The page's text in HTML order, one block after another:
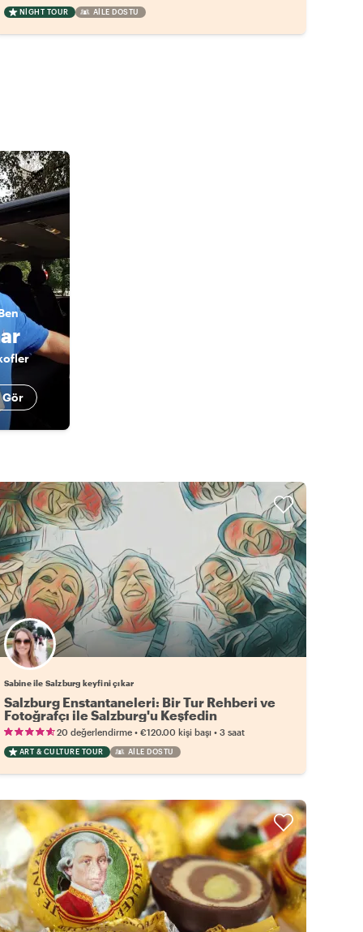
NIGHT TOUR AILE DOSTU
Gör
Sabine ile Salzburg keyfini çıkar
Salzburg Enstantaneleri: Bir Tur Rehberi ve
Fotoğrafçı ile Salzburg'u Keşfedin
20 değerlendirme• €120.00 kişi başı• 3 saat
ART & CULTURE TOUR AILE DOSTU